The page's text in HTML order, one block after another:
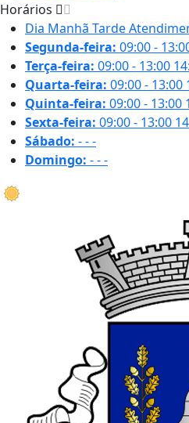
Horários
Dia Manhã Tarde
Segunda-feira: 09:00 -
Terça-feira: 09:00 - 13:00
Quarta-feira: 09:00 - 13:00
Quinta-feira: 09:00 - 13:00
Sexta-feira: 09:00 - 13:00
Sábado: ---
Domingo: ---